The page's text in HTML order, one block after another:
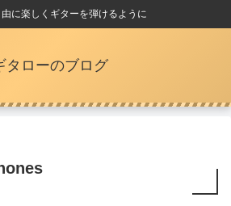
に楽しくギターを弾けるように
タローのブログ